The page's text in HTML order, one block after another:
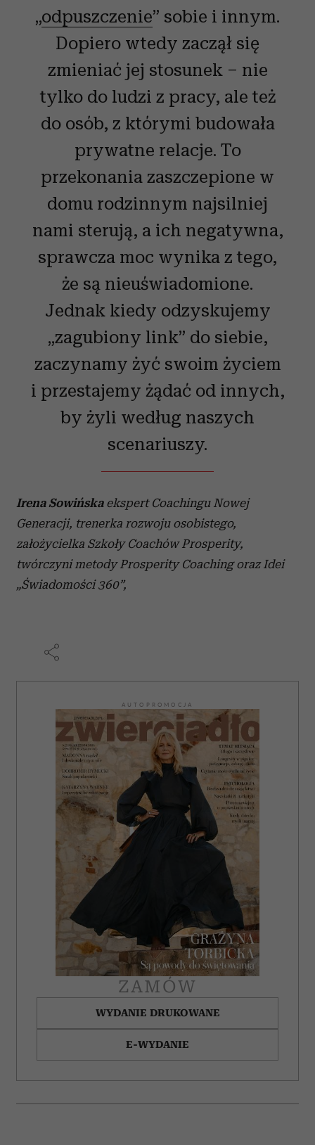
„odpuszczenie” sobie i innym.
Dopiero wtedy zaczął się
zmieniać jej stosunek – nie
tylko do ludzi z pracy, ale też
do osób, z którymi budowała
prywatne relacje. To
przekonania zaszczepione w
domu rodzinnym najsilniej
nami sterują, a ich negatywna,
sprawcza moc wynika z tego,
że są nieuświadomione.
Jednak kiedy odzyskujemy
„zagubiony link” do siebie,
zaczynamy żyć swoim życiem
i przestajemy żądać od innych,
by żyli według naszych
scenariuszy.
Irena Sowińskaekspert Coachingu Nowej
Generacji, trenerka rozwoju osobistego,
założycielka Szkoły Coachów Prosperity,
twórczyni metody Prosperity Coaching oraz Idei
„Świadomości 360”,
AUTOPROMOCJA
ZAMÓW
WYDANIE DRUKOWANE
E-WYDANIE